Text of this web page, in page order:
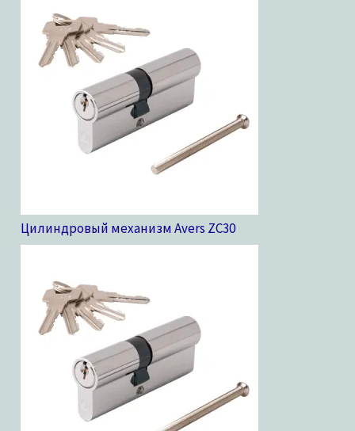
Цилиндровый механизм Avers ZC30